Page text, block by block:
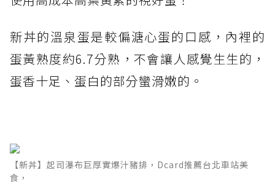
新丼的溫泉蛋是較偏溏心蛋的口感，內裡的
蛋黃熟度約6.7分熟，不會讓人感覺生生的，
蛋香十足、蛋白的部分蠻滑嫩的。
【新丼】起司瀑布巨厚實爆汁豬排，Dcard推薦台北車站美
食，